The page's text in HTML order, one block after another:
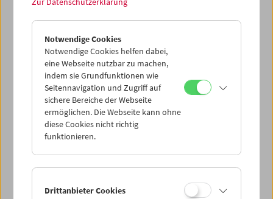
Mo 12.9.
Di 13.9.
Mi 14.9.
Do 15.9.
Sa 17.9.
Notwendige Cookies
Notwendige Cookies helfen dabei,
eine Webseite nutzbar zu machen,
indem sie Grundfunktionen wie
Seitennavigation und Zugriff auf
sichere Bereiche der Webseite
ermöglichen. Die Webseite kann ohne
diese Cookies nicht richtig
funktionieren.
Drittanbieter Cookies